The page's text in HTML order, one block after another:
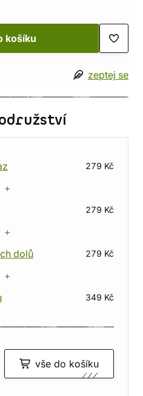
košíku
zeptej se
279 Kč
+
279 Kč
+
dolů
279 Kč
+
349 Kč
vše do košíku